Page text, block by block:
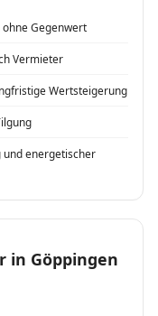
Gegenwert
Vermieter
Wertsteigerung
und energetischer
in Göppingen